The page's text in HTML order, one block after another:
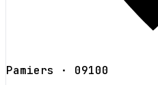
Pamiers · 09100